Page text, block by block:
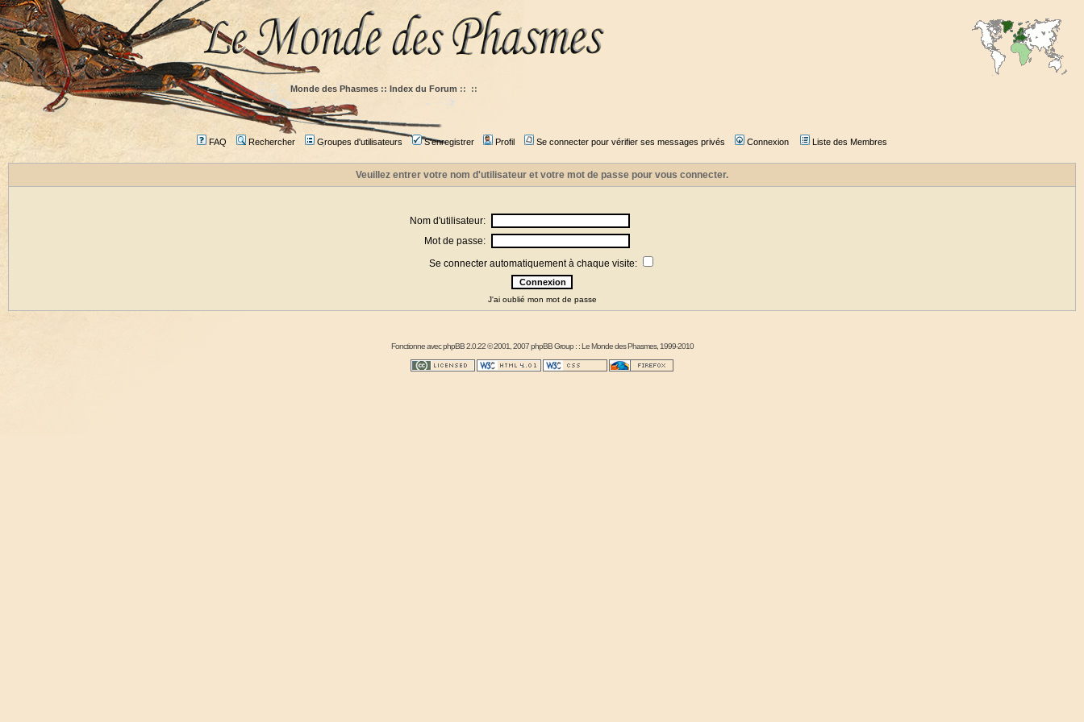
Monde des Phasmes :: Index du Forum :: ::
FAQ Rechercher Groupes d'utilisateurs S'enregistrer Profil Se connecter pour vérifier ses messages privés Connexion Liste des Membres
Veuillez entrer votre nom d'utilisateur et votre mot de passe pour vous connecter.
Nom d'utilisateur:
Mot de passe:
Se connecter automatiquement à chaque visite:
J'ai oublié mon mot de passe
Fonctionne avecphpBB2.0.22 © 2001, 2007 phpBB Group : :Le Monde des Phasmes, 1999-2010